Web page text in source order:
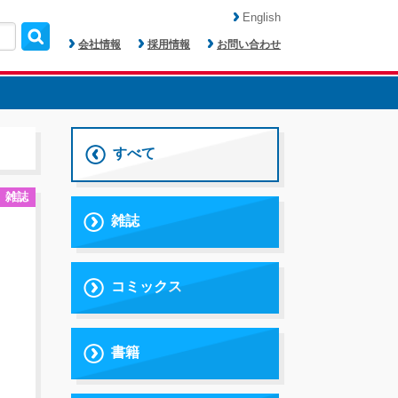
会社情報 採用情報 お問い合わせ
English
すべて
雑誌
コミックス
書籍
雑誌